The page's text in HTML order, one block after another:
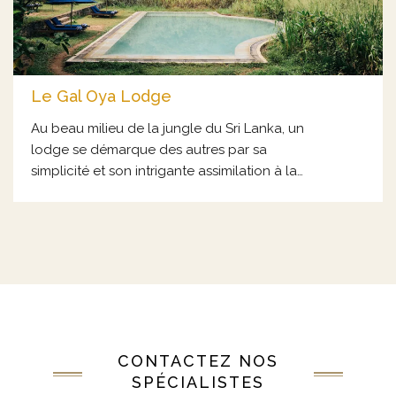
Le Gal Oya Lodge
Au beau milieu de la jungle du Sri Lanka, un
lodge se démarque des autres par sa
simplicité et son intrigante assimilation à la
CONTACTEZ NOS
SPÉCIALISTES